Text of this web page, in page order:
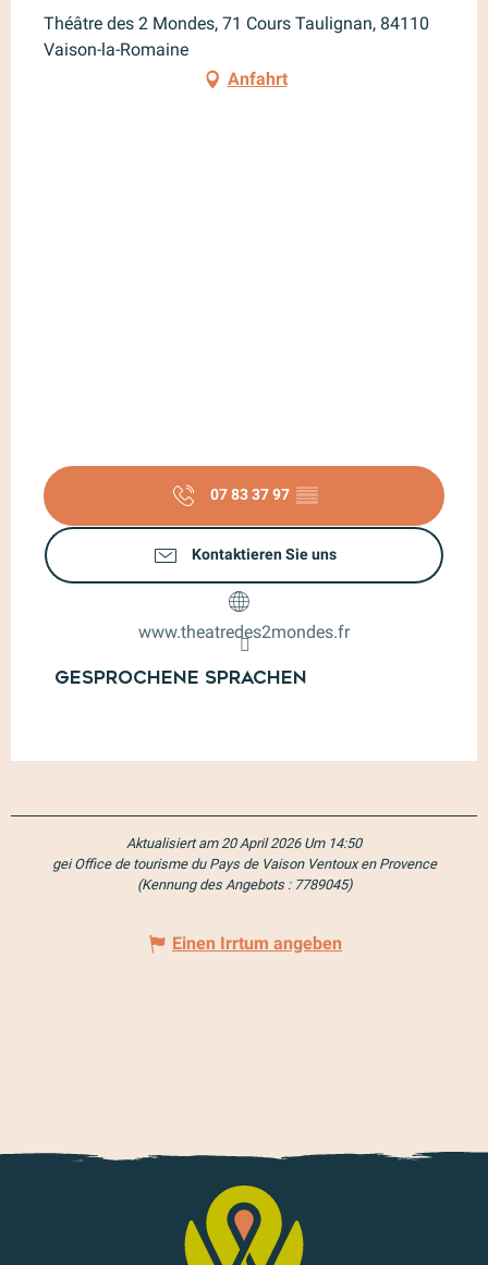
Théâtre des 2 Mondes, 71 Cours Taulignan, 84110
Vaison-la-Romaine
Anfahrt
07 83 37 97 ▒▒
Kontaktieren Sie uns
www.theatredes2mondes.fr
Gesprochene Sprachen
Gesprochene Sprachen
Aktualisiert am 20 April 2026 Um 14:50
gei Office de tourisme du Pays de Vaison Ventoux en Provence
(Kennung des Angebots : 7789045)
Einen Irrtum angeben